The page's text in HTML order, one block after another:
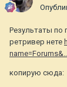
Результаты по
ретривер нете
копирую сюда: